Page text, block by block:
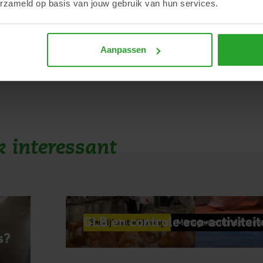
op basis van jouw gebruik van hun services.
Aanpassen
interessant
Bedrijfsontwikkeling
GLB en controle eco-